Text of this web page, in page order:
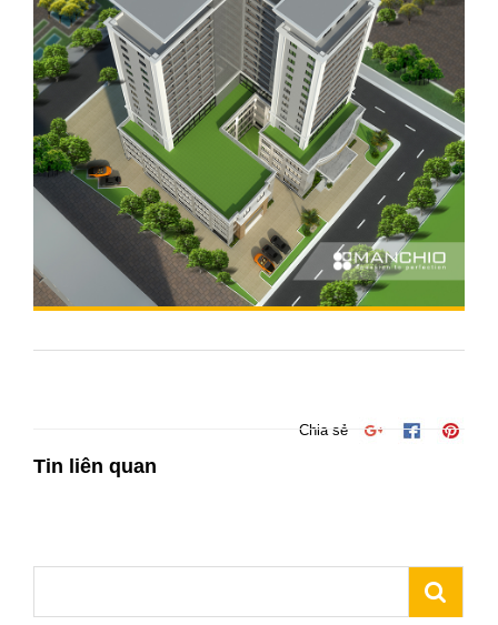
Chia sẻ
Tin liên quan